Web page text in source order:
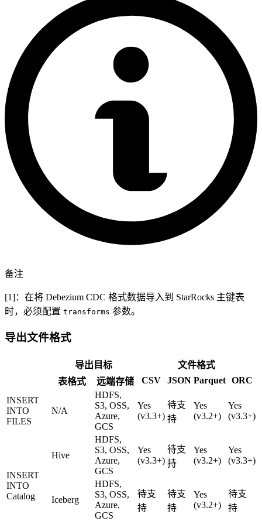
备注
[1]：在将 Debezium CDC 格式数据导入到 StarRocks 主键表
时，必须配置 transforms 参数。
导出文件格式
导出目标
文件格式
表格式
远端存储 CSV JSON Parquet ORC
INSERT
INTO
FILES
N/A
HDFS,
S3, OSS,
Azure,
GCS
Yes
(v3.3+)
待支
持
Yes
(v3.2+)
Yes
(v3.3+)
INSERT
INTO
Catalog
Hive
HDFS,
S3, OSS,
Azure,
GCS
Yes
(v3.3+)
待支
持
Yes
(v3.2+)
Yes
(v3.3+)
Iceberg
HDFS,
S3, OSS,
Azure,
GCS
待支
持
待支
持
Yes
(v3.2+)
待支
持